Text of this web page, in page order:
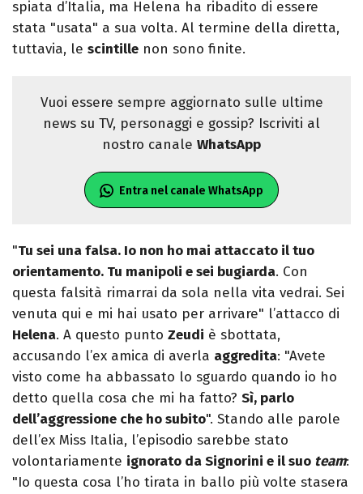
spiata d’Italia, ma Helena ha ribadito di essere
stata "usata" a sua volta. Al termine della diretta,
tuttavia, le scintille non sono finite.
Vuoi essere sempre aggiornato sulle ultime
news su TV, personaggi e gossip? Iscriviti al
nostro canale WhatsApp
Entra nel canale WhatsApp
"Tu sei una falsa. Io non ho mai attaccato il tuo
orientamento. Tu manipoli e sei bugiarda. Con
questa falsità rimarrai da sola nella vita vedrai. Sei
venuta qui e mi hai usato per arrivare" l’attacco di
Helena. A questo punto Zeudi è sbottata,
accusando l’ex amica di averla aggredita: "Avete
visto come ha abbassato lo sguardo quando io ho
detto quella cosa che mi ha fatto? Sì, parlo
dell’aggressione che ho subito". Stando alle parole
dell’ex Miss Italia, l’episodio sarebbe stato
volontariamente ignorato da Signorini e il suo team:
"Io questa cosa l’ho tirata in ballo più volte stasera